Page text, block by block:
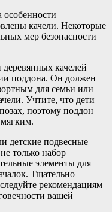
особенности
качели. Некоторые
мер безопасности
качелей
поддона. Он должен
для семьи или
Учтите, что дети
поэтому поддон
детские подвесные
только набор
элементы для
Тщательно
рекомендациям
вашей